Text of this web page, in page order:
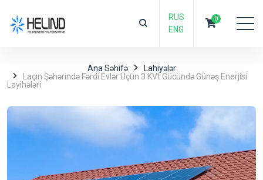
RUS
ENG
0
Ana Səhifə
Lahiyələr
Laçın Şəhərində Fərdi Evlər Üçün 3 KVt Gücündə Günəş Enerjisi
Layihələri